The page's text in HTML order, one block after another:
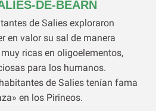
DE-BÉARN
de Salies exploraron
en valor su sal de manera
ricas en oligoelementos,
para los humanos.
de Salies tenían fama
en los Pirineos.